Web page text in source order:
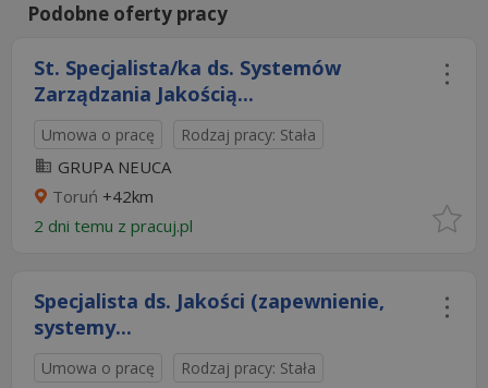
Podobne oferty pracy
St. Specjalista/ka ds. Systemów
Zarządzania Jakością...
Umowa o pracę Rodzaj pracy: Stała
GRUPA NEUCA
Toruń +42km
2 dni temu z pracuj.pl
Specjalista ds. Jakości (zapewnienie,
systemy...
Umowa o pracę Rodzaj pracy: Stała